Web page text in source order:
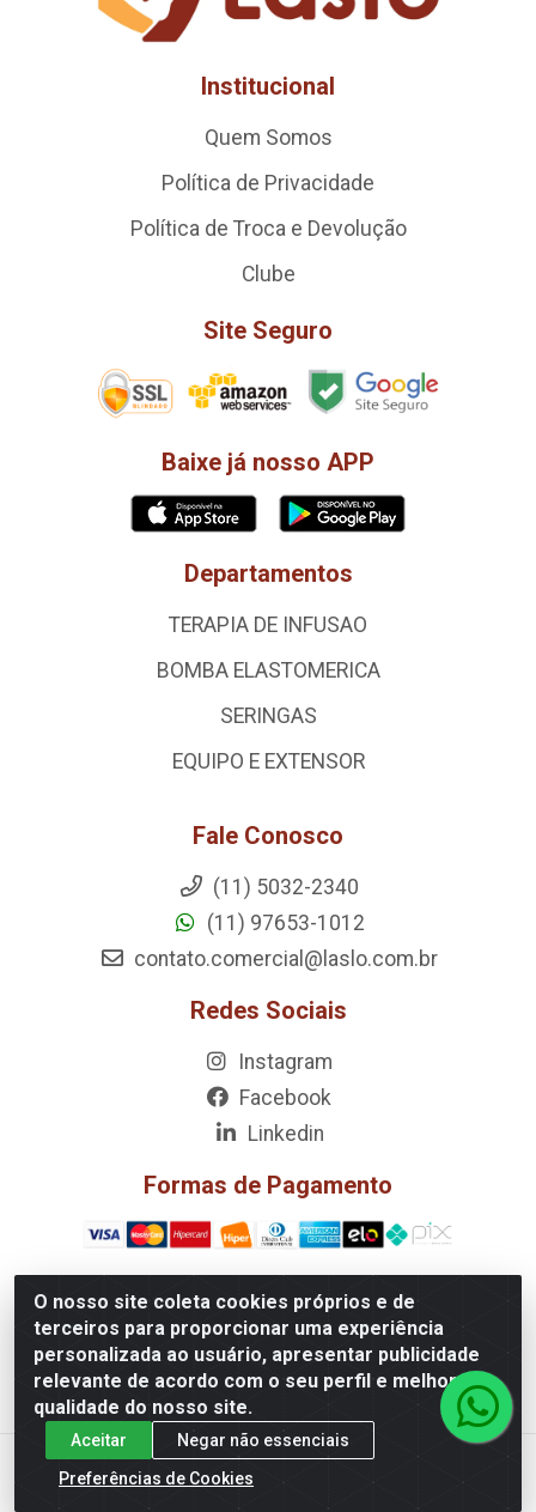
O nosso site coleta cookies próprios e de
terceiros para proporcionar uma experiência
personalizada ao usuário, apresentar publicidade
relevante de acordo com o seu perfil e melhorar a
qualidade do nosso site.
Aceitar
Negar não essenciais
Preferências de Cookies
Institucional
Quem Somos
Política de Privacidade
Política de Troca e Devolução
Clube
Site Seguro
Baixe já nosso APP
Departamentos
TERAPIA DE INFUSAO
BOMBA ELASTOMERICA
SERINGAS
EQUIPO E EXTENSOR
Fale Conosco
(11) 5032-2340
(11) 97653-1012
contato.comercial@laslo.com.br
Redes Sociais
Instagram
Facebook
Linkedin
Formas de Pagamento
Laslo Industria e Comercio LTDA - Rua Lauzane, 720 - Capela
do Socorro, São Paulo/SP - CEP 04.782-010 - CNPJ
07.251.430/0001-25